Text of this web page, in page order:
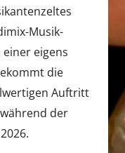
Musik-
eigens
die
Auftritt
der